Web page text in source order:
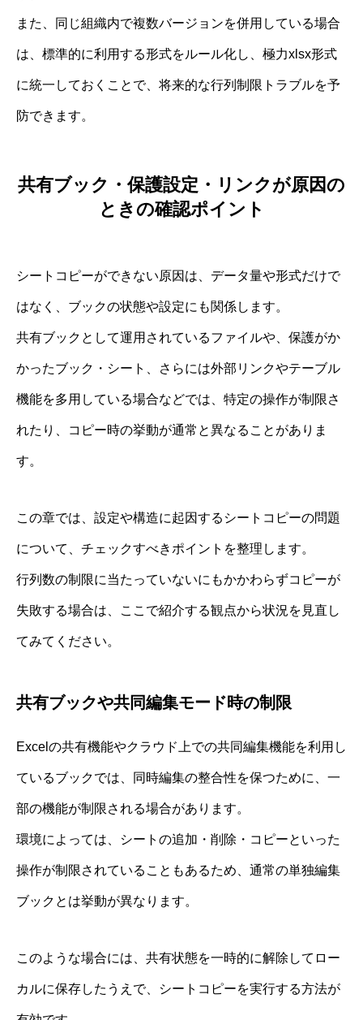
また、同じ組織内で複数バージョンを併用している場合
は、標準的に利用する形式をルール化し、極力xlsx形式
に統一しておくことで、将来的な行列制限トラブルを予
防できます。
共有ブック・保護設定・リンクが原因の
ときの確認ポイント
シートコピーができない原因は、データ量や形式だけで
はなく、ブックの状態や設定にも関係します。
共有ブックとして運用されているファイルや、保護がか
かったブック・シート、さらには外部リンクやテーブル
機能を多用している場合などでは、特定の操作が制限さ
れたり、コピー時の挙動が通常と異なることがありま
す。
この章では、設定や構造に起因するシートコピーの問題
について、チェックすべきポイントを整理します。
行列数の制限に当たっていないにもかかわらずコピーが
失敗する場合は、ここで紹介する観点から状況を見直し
てみてください。
共有ブックや共同編集モード時の制限
Excelの共有機能やクラウド上での共同編集機能を利用し
ているブックでは、同時編集の整合性を保つために、一
部の機能が制限される場合があります。
環境によっては、シートの追加・削除・コピーといった
操作が制限されていることもあるため、通常の単独編集
ブックとは挙動が異なります。
このような場合には、共有状態を一時的に解除してロー
カルに保存したうえで、シートコピーを実行する方法が